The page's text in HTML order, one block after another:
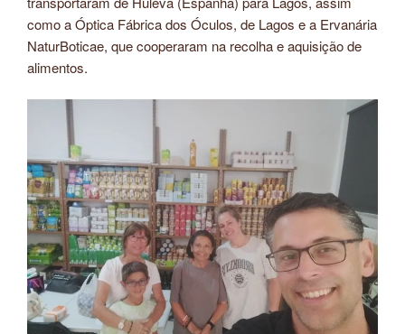
como a Óptica Fábrica dos Óculos, de Lagos e a Ervanária
NaturBoticae, que cooperaram na recolha e aquisição de
alimentos.